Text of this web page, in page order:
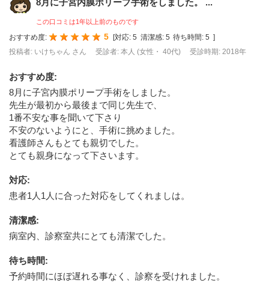
8月に子宮内膜ポリープ手術をしました。 ...
この口コミは1年以上前のものです
おすすめ度: 5 [対応: 5 清潔感: 5 待ち時間: 5 ]
投稿者: いけちゃん さん
受診者: 本人 (女性・ 40代) 受診時期: 2018年
おすすめ度:
8月に子宮内膜ポリープ手術をしました。
先生が最初から最後まで同じ先生で、
1番不安な事を聞いて下さり
不安のないようにと、手術に挑めました。
看護師さんもとても親切でした。
とても親身になって下さいます。
対応:
患者1人1人に合った対応をしてくれましは。
清潔感:
病室内、診察室共にとても清潔でした。
待ち時間:
予約時間にほぼ遅れる事なく、診察を受けれました。